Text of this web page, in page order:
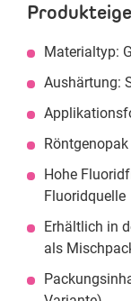
Materialtyp:
Aushärtung:
Röntgenopak
Hohe
Fluoridquelle
Erhältlich in
als